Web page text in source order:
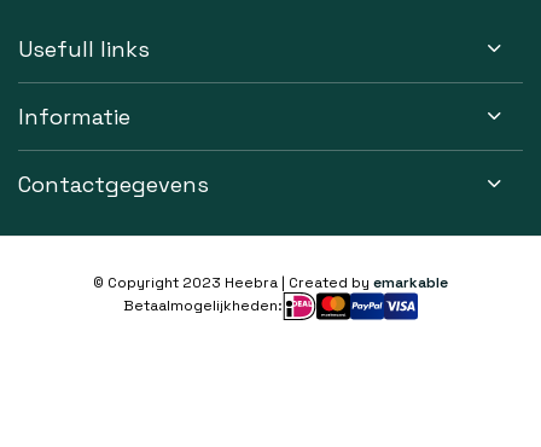
Usefull links
Informatie
Contactgegevens
© Copyright 2023 Heebra | Created by emarkable
Betaalmogelijkheden: